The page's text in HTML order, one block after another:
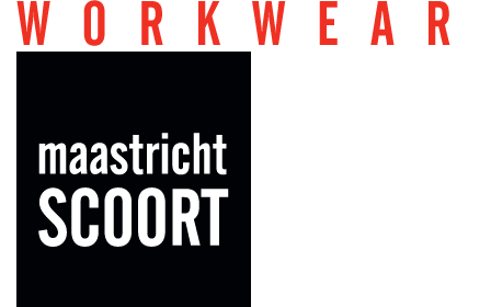
SPORT
WORK
BEDRUKKINGEN
SPONSORING
CONTACT